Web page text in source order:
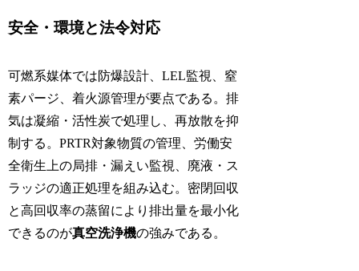
安全・環境と法令対応
可燃系媒体では防爆設計、LEL監視、窒
素パージ、着火源管理が要点である。排
気は凝縮・活性炭で処理し、再放散を抑
制する。PRTR対象物質の管理、労働安
全衛生上の局排・漏えい監視、廃液・ス
ラッジの適正処理を組み込む。密閉回収
と高回収率の蒸留により排出量を最小化
できるのが真空洗浄機の強みである。